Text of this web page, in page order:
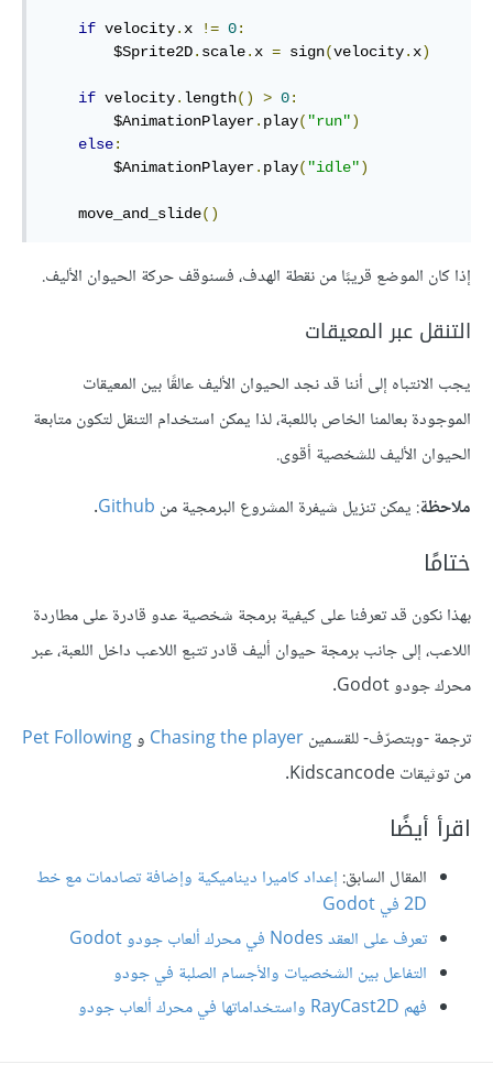
if velocity. x != 0:
        $Sprite2D
. scale. x = sign(velocity. x)
if velocity. length() > 0:
        $AnimationPlayer
. play( "run")
else:
        $AnimationPlayer
. play( "idle")
    move_and_slide
()
إذا كان الموضع قريبًا من نقطة الهدف، فسنوقف حركة الحيوان الأليف.
التنقل عبر المعيقات
يجب الانتباه إلى أننا قد نجد الحيوان الأليف عالقًا بين المعيقات
الموجودة بعالمنا الخاص باللعبة، لذا يمكن استخدام التنقل لتكون متابعة
الحيوان الأليف للشخصية أقوى.
ملاحظة: يمكن تنزيل شيفرة المشروع البرمجية من Github
.
ختامًا
بهذا نكون قد تعرفنا على كيفية برمجة شخصية عدو قادرة على مطاردة
اللاعب، إلى جانب برمجة حيوان أليف قادر تتبع اللاعب داخل اللعبة، عبر
محرك جودو Godot.
ترجمة -وبتصرّف- للقسمينChasing the player وPet Following
من توثيقات Kidscancode.
اقرأ أيضًا
المقال السابق: إعداد كاميرا ديناميكية وإضافة تصادمات مع خط
2D في Godot
تعرف على العقد Nodes في محرك ألعاب جودو Godot
التفاعل بين الشخصيات والأجسام الصلبة في جودو
فهم RayCast2D واستخداماتها في محرك ألعاب جودو